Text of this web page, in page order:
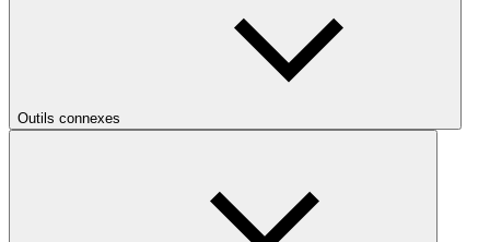
Outils connexes